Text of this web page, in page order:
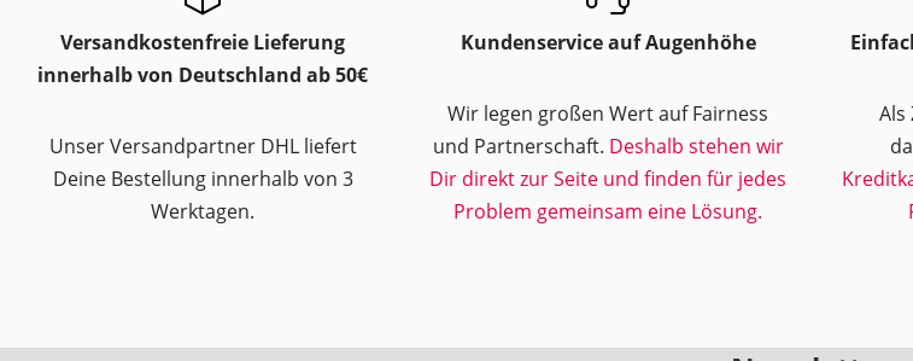
Versandkostenfreie Lieferung
innerhalb von Deutschland ab 50€
Unser Versandpartner DHL liefert
Deine Bestellung innerhalb von 3
Werktagen.
Kundenservice auf Augenhöhe
Wir legen großen Wert auf Fairness
und Partnerschaft. Deshalb stehen wir
Dir direkt zur Seite und finden für jedes
Problem gemeinsam eine Lösung.
Als